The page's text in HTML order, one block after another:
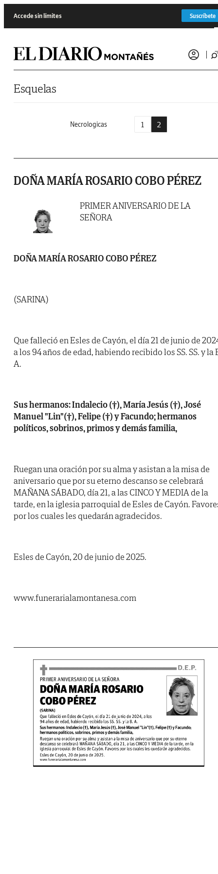
Accede sin límites Suscríbete
Esquelas
Necrologicas 1 2
DOÑA MARÍA ROSARIO COBO PÉREZ
PRIMER ANIVERSARIO DE LA
SEÑORA
DOÑA MARÍA ROSARIO COBO PÉREZ
(SARINA)
Que falleció en Esles de Cayón, el día 21 de junio de
a los 94 años de edad, habiendo recibido los SS. SS. y la
A.
Sus hermanos: Indalecio (†), María Jesús (†), José
Manuel "Lin"(†), Felipe (†) y Facundo; hermanos
políticos, sobrinos, primos y demás familia,
Ruegan una oración por su alma y asistan a la misa de
aniversario que por su eterno descanso se celebrará
MAÑANA SÁBADO, día 21, a las CINCO Y MEDIA de la
tarde, en la iglesia parroquial de Esles de Cayón.
por los cuales les quedarán agradecidos.
Esles de Cayón, 20 de junio de 2025.
www.funerarialamontanesa.com